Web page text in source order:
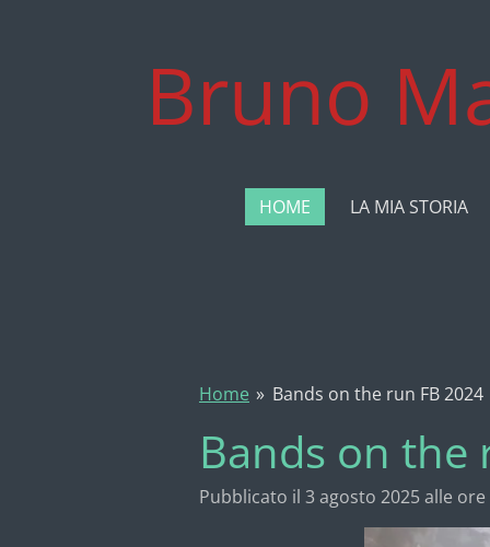
Bruno
HOME LA MIA STORIA
Home » Bands on the run FB 2024
Bands on the
Pubblicato il 3 agosto 2025 alle ore